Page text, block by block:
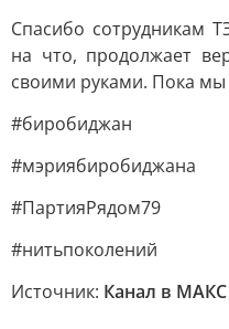
Спасибо сотрудникам
на что, продолжает
своими руками. Пока
#биробиджан
#мэриябиробиджана
#ПартияРядом79
#нитьпоколений
Источник: Канал в